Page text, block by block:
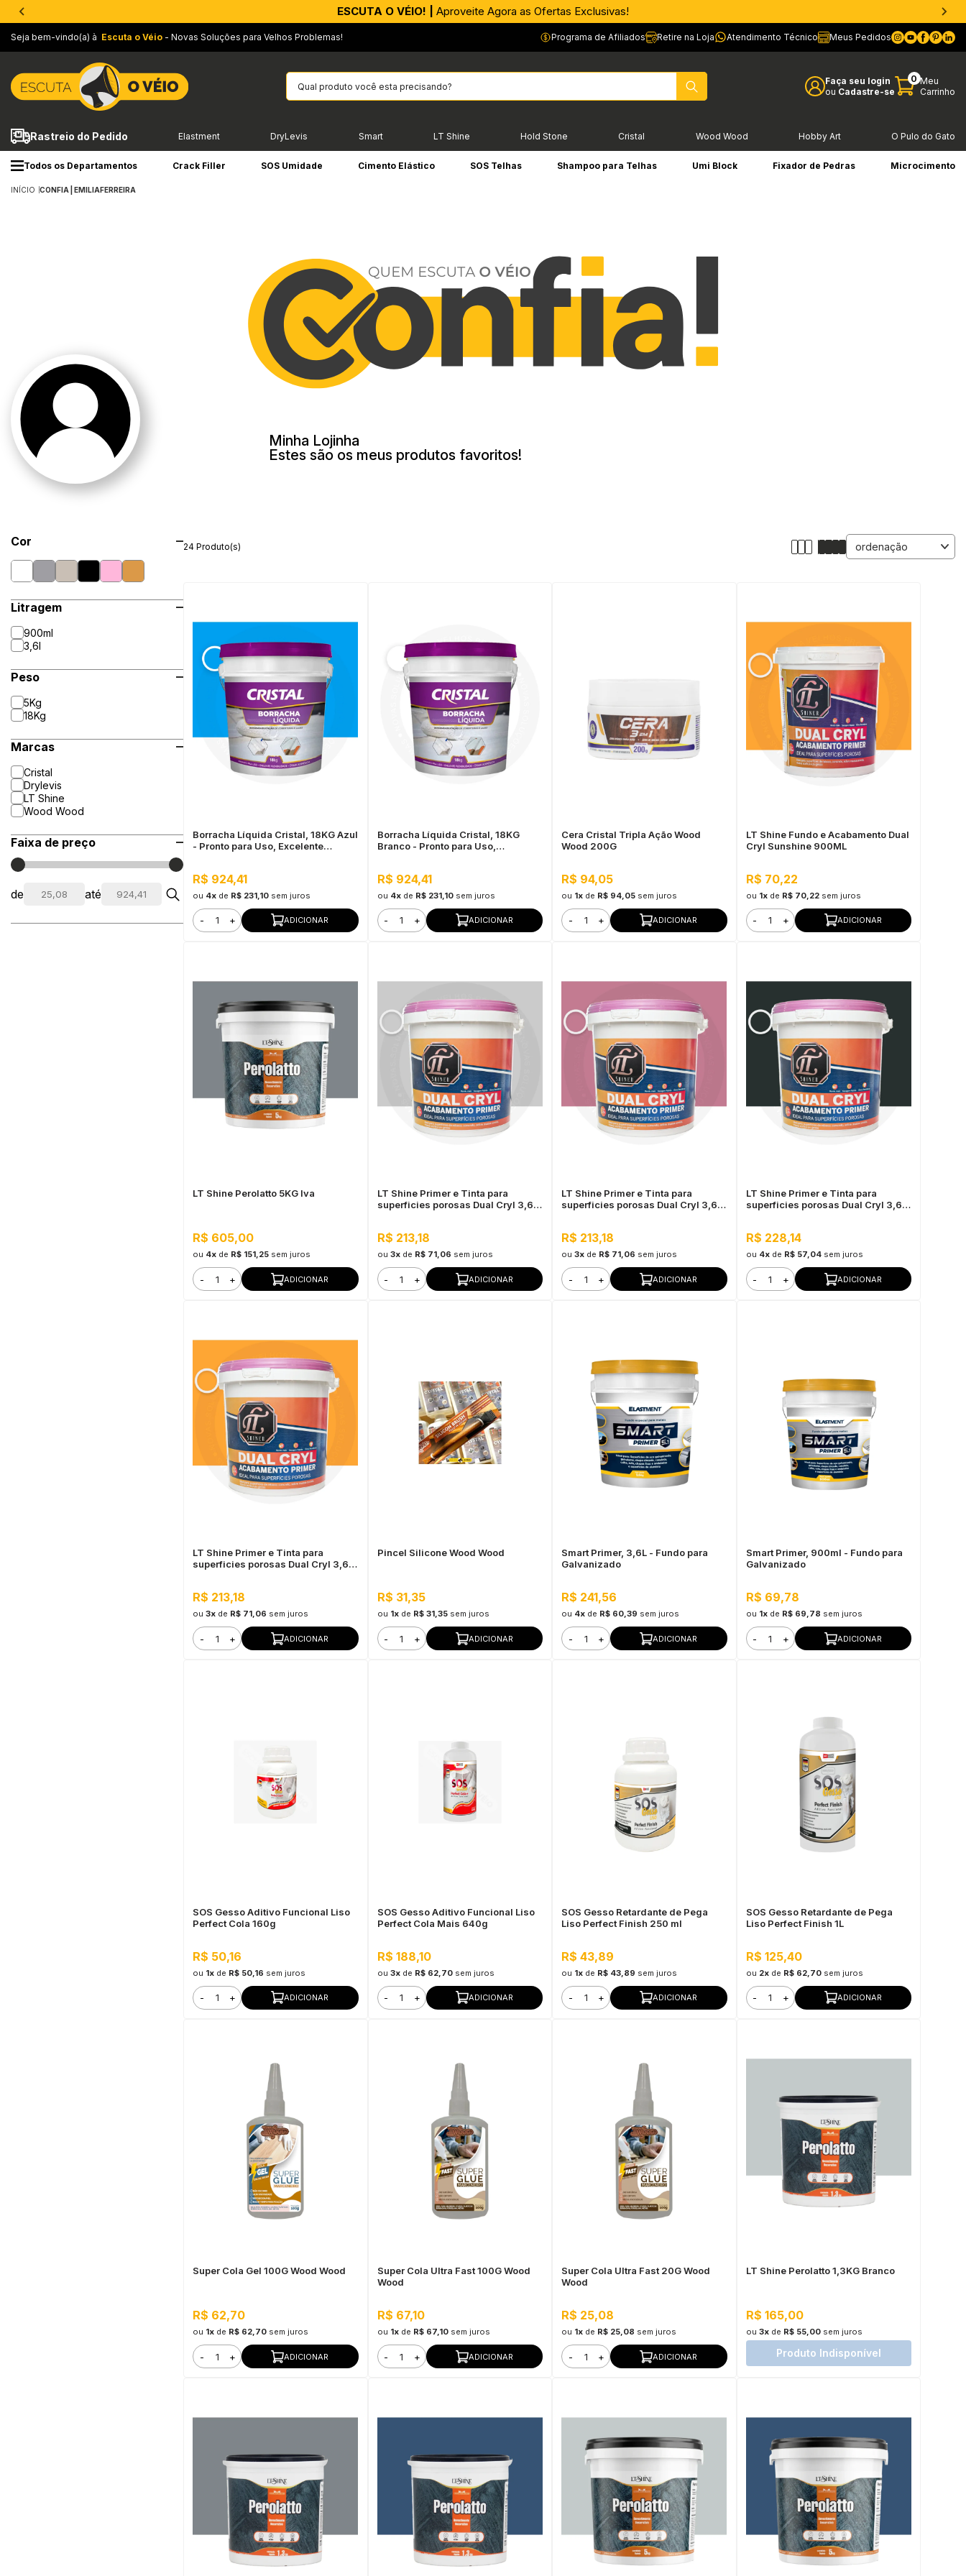
ESCUTA O VÉIO! | Aproveite Agora as Ofertas Exclusivas!
…
Seja bem-vindo(a) à Escuta o Véio - Novas Soluções para Velhos Problemas! Programa de Afiliados Retire na Loja Atendimento Técnico Meus Pedidos
Faça seu login
ou Cadastre-se
0 Meu
Carrinho
Rastreio do Pedido Elastment DryLevis Smart LT Shine Hold Stone Cristal Wood Wood Hobby Art O Pulo do Gato
Todos os Departamentos Crack Filler SOS Umidade Cimento Elástico SOS Telhas Shampoo para Telhas Umi Block Fixador de Pedras Microcimento
INÍCIO CONFIA | EMILIAFERREIRA
Minha Lojinha
Estes são os meus produtos favoritos!
Cor
Litragem
900ml
3,6l
Peso
5Kg
18Kg
Marcas
Cristal
Drylevis
LT Shine
Wood Wood
Faixa de preço
de até
24 Produto(s)
Borracha Líquida Cristal, 18KG Azul
- Pronto para Uso, Excelente
R$ 924,41
ou 4x de R$ 231,10 sem juros
- + ADICIONAR
Borracha Líquida Cristal, 18KG
Branco - Pronto para Uso,
R$ 924,41
ou 4xde R$ 231,10 sem juros
- + ADICIONAR
Cera Cristal Tripla Ação Wood
Wood 200G
R$ 94,05
ou 1x de R$ 94,05 sem juros
- + ADICIONAR
LT Shine Fundo e Acabamento Dual
Cryl Sunshine 900ML
R$ 70,22
ou 1xde R$ 70,22 sem juros
- + ADICIONAR
LT Shine Perolatto 5KG Iva
R$ 605,00
ou 4x de R$ 151,25 sem juros
- + ADICIONAR
LT Shine Primer e Tinta para
superficies porosas Dual Cryl 3,6L
R$ 213,18
ou 3xde R$ 71,06 sem juros
- + ADICIONAR
LT Shine Primer e Tinta para
superficies porosas Dual Cryl 3,6L
R$ 213,18
ou 3x de R$ 71,06 sem juros
- + ADICIONAR
LT Shine Primer e Tinta para
superficies porosas Dual Cryl 3,6L
R$ 228,14
ou 4xde R$ 57,04 sem juros
- + ADICIONAR
LT Shine Primer e Tinta para
superficies porosas Dual Cryl 3,6L
R$ 213,18
ou 3x de R$ 71,06 sem juros
- + ADICIONAR
Pincel Silicone Wood Wood
R$ 31,35
ou 1xde R$ 31,35 sem juros
- + ADICIONAR
Smart Primer, 3,6L - Fundo para
Galvanizado
R$ 241,56
ou 4x de R$ 60,39 sem juros
- + ADICIONAR
Smart Primer, 900ml - Fundo para
Galvanizado
R$ 69,78
ou 1xde R$ 69,78 sem juros
- + ADICIONAR
SOS Gesso Aditivo Funcional Liso
Perfect Cola 160g
R$ 50,16
ou 1x de R$ 50,16 sem juros
- + ADICIONAR
SOS Gesso Aditivo Funcional Liso
Perfect Cola Mais 640g
R$ 188,10
ou 3xde R$ 62,70 sem juros
- + ADICIONAR
SOS Gesso Retardante de Pega
Liso Perfect Finish 250 ml
R$ 43,89
ou 1x de R$ 43,89 sem juros
- + ADICIONAR
SOS Gesso Retardante de Pega
Liso Perfect Finish 1L
R$ 125,40
ou 2xde R$ 62,70 sem juros
- + ADICIONAR
Super Cola Gel 100G Wood Wood
R$ 62,70
ou 1x de R$ 62,70 sem juros
- + ADICIONAR
Super Cola Ultra Fast 100G Wood
Wood
R$ 67,10
ou 1xde R$ 67,10 sem juros
- + ADICIONAR
Super Cola Ultra Fast 20G Wood
Wood
R$ 25,08
ou 1x de R$ 25,08 sem juros
- + ADICIONAR
LT Shine Perolatto 1,3KG Branco
R$ 165,00
ou 3xde R$ 55,00 sem juros
Produto Indisponível